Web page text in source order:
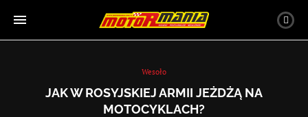
Wesoło
JAK W ROSYJSKIEJ ARMII JEŻDŻĄ NA
MOTOCYKLACH?